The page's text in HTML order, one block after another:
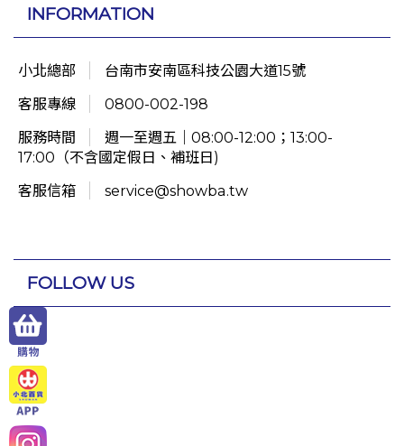
INFORMATION
小北總部
台南市安南區科技公園大道15號
客服專線
0800-002-198
服務時間
週一至週五｜08:00-12:00；13:00-
17:00（不含國定假日、補班日)
客服信箱
service@showba.tw
FOLLOW US